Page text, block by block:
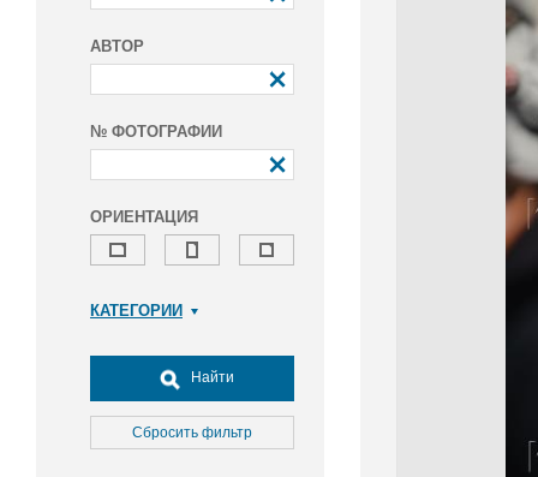
АВТОР
№ ФОТОГРАФИИ
ОРИЕНТАЦИЯ
КАТЕГОРИИ
Досуг, туризм и отдых
Культура
Медицина
Найти
Сбросить фильтр